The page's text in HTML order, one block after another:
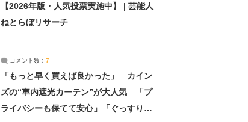
【2026年版・人気投票実施中】 | 芸能人
ねとらぼリサーチ
コメント数： 7
「もっと早く買えば良かった」 カイン
ズの“車内遮光カーテン”が大人気 「プ
ライバシーも保てて安心」「ぐっすり眠